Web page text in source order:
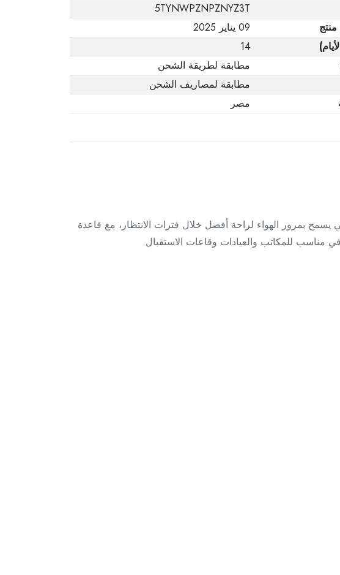
5TYNWPZNPZNYZ3T
09 يناير 2025
14
مطابقة لطريقة الشحن
مطابقة لمصاريف الشحن
مصر
بمرور الهواء لراحة أفضل خلال فترات الانتظار، مع قاعدة
مناسب للمكاتب والعيادات وقاعات الاستقبال.